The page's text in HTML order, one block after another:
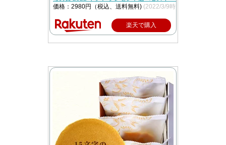
価格：2980円（税込、送料無料) (2022/3/9時点)
楽天で購入